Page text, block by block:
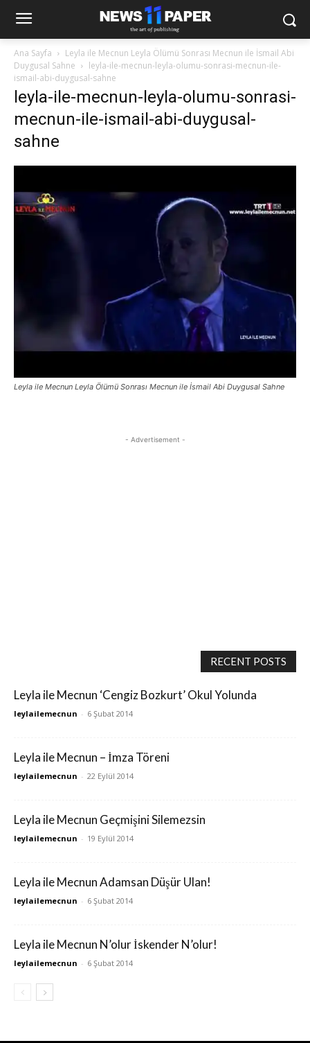
Ana Sayfa
Leyla ile Mecnun Leyla Ölümü Sonrası Mecnun ile İsmail Abi
Duygusal Sahne
leyla-ile-mecnun-leyla-olumu-sonrasi-mecnun-ile-
ismail-abi-duygusal-sahne
leyla-ile-mecnun-leyla-olumu-sonrasi-
mecnun-ile-ismail-abi-duygusal-
sahne
Leyla ile Mecnun Leyla Ölümü Sonrası Mecnun ile İsmail Abi Duygusal Sahne
- Advertisement -
RECENT POSTS
Leyla ile Mecnun ‘Cengiz Bozkurt’ Okul Yolunda
leylailemecnun - 6 Şubat 2014
Leyla ile Mecnun – İmza Töreni
leylailemecnun - 22 Eylül 2014
Leyla ile Mecnun Geçmişini Silemezsin
leylailemecnun - 19 Eylül 2014
Leyla ile Mecnun Adamsan Düşür Ulan!
leylailemecnun - 6 Şubat 2014
Leyla ile Mecnun N’olur İskender N’olur!
leylailemecnun - 6 Şubat 2014